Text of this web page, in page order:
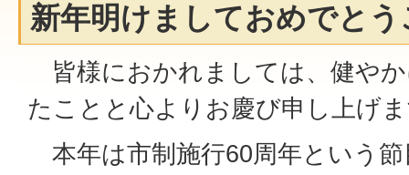
新年明けましておめでと
皆様におかれましては、健や
たことと心よりお慶び申し上げ
本年は市制施行60周年という